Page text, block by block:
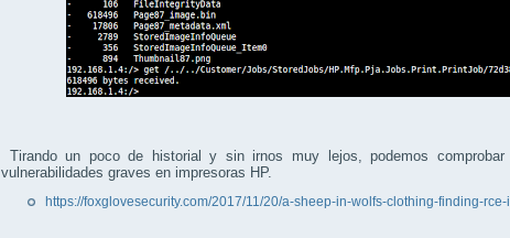
Tirando un poco de historial y sin irnos muy lejos, podemos
vulnerabilidades graves en impresoras HP.
https://foxglovesecurity.com/2017/11/20/a-sheep-in-wolfs-clothing-finding-